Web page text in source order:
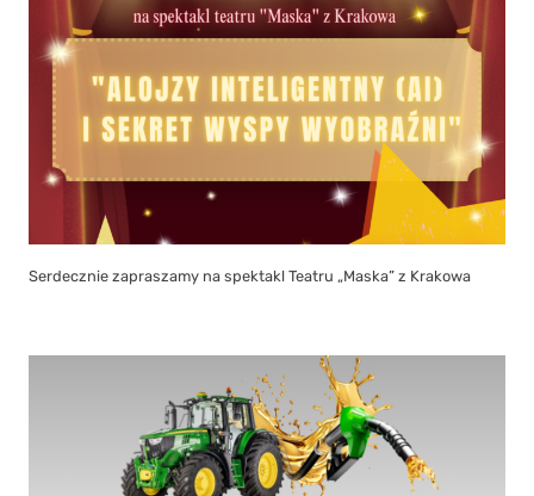
Serdecznie zapraszamy na spektakl Teatru „Maska” z Krakowa